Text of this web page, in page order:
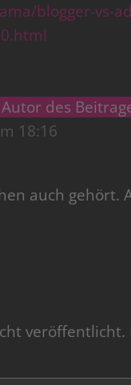
blogger-vs-
Autor des
18:16
auch
veröffentlicht.